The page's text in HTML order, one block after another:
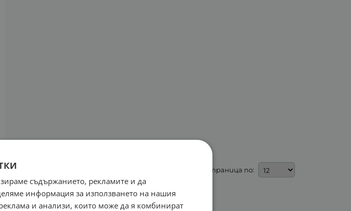
На страница по:
съдържанието, рекламите и да
информация за използването на нашия
и анализи, които може да я комбинират